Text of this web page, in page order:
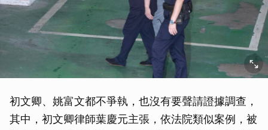
初文卿、姚富文都不爭執，也沒有要聲請證據調查，
其中，初文卿律師葉慶元主張，依法院類似案例，被